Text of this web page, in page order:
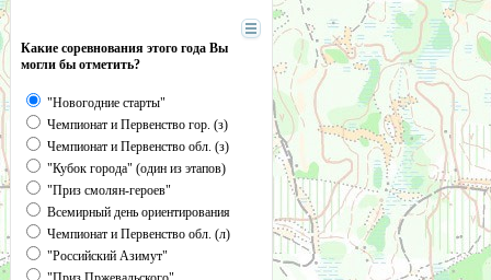
Какие соревнования этого года Вы
могли бы отметить?
"Новогодние старты"
Чемпионат и Первенство гор. (з)
Чемпионат и Первенство обл. (з)
"Кубок города" (один из этапов)
"Приз смолян-героев"
Всемирный день ориентирования
Чемпионат и Первенство обл. (л)
"Российский Азимут"